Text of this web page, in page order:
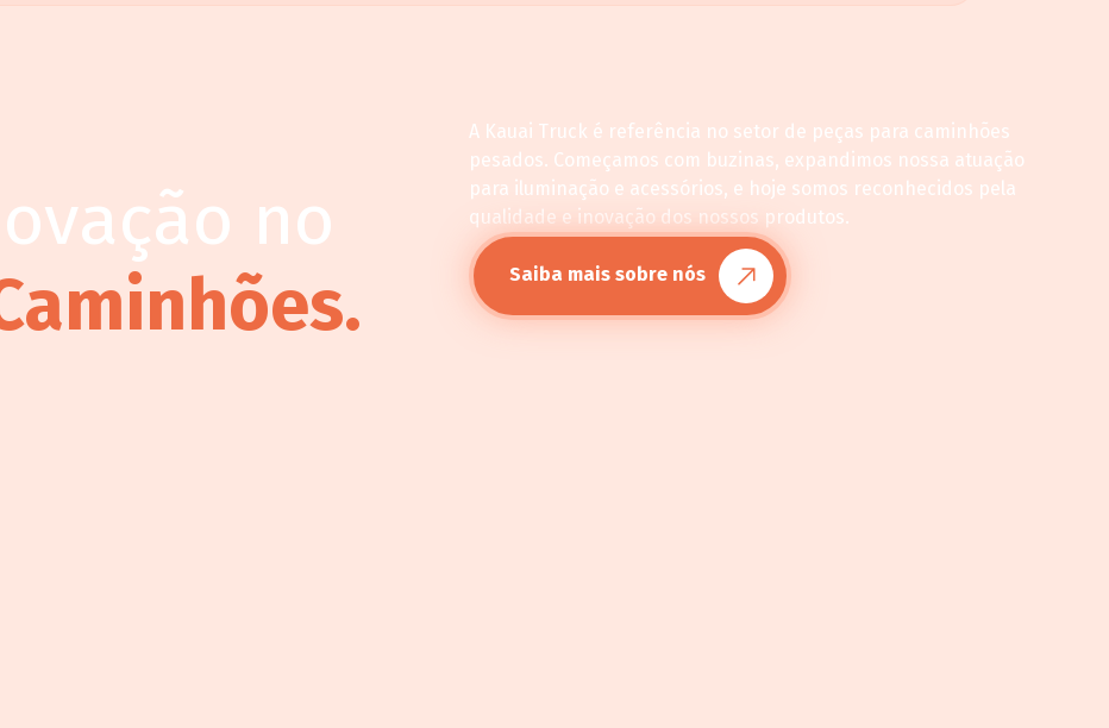
no
A Kauai Truck é referência no setor de peças para caminhões
pesados. Começamos com buzinas, expandimos nossa atuação
para iluminação e acessórios, e hoje somos reconhecidos pela
qualidade e inovação dos nossos produtos.
Saiba mais sobre nós